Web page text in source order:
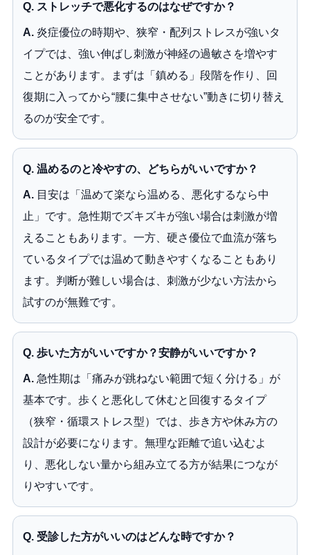
Q. ストレッチで悪化するのはなぜですか？
A.炎症優位の時期や、狭窄・配列ストレスが強いタ
イプでは、強い伸ばし刺激が神経の過敏さを増やす
ことがあります。まずは「鎮める」段階を作り、回
復期に入ってから“腰に集中させない”動きに切り替え
るのが安全です。
Q. 温めるのと冷やすの、どちらがいいですか？
A.目安は「温めて楽なら温める、悪化するなら中
止」です。急性期でズキズキが強い場合は刺激が増
えることもあります。一方、硬さ優位で血流が落ち
ているタイプでは温めて動きやすくなることもあり
ます。判断が難しい場合は、刺激が少ない方法から
試すのが無難です。
Q. 歩いた方がいいですか？安静がいいですか？
A.急性期は「痛みが跳ねない範囲で短く分ける」が
基本です。歩くと悪化して休むと回復するタイプ
（狭窄・循環ストレス型）では、歩き方や休み方の
設計が必要になります。無理な距離で追い込むよ
り、悪化しない量から組み立てる方が結果につなが
りやすいです。
Q. 受診した方がいいのはどんな時ですか？